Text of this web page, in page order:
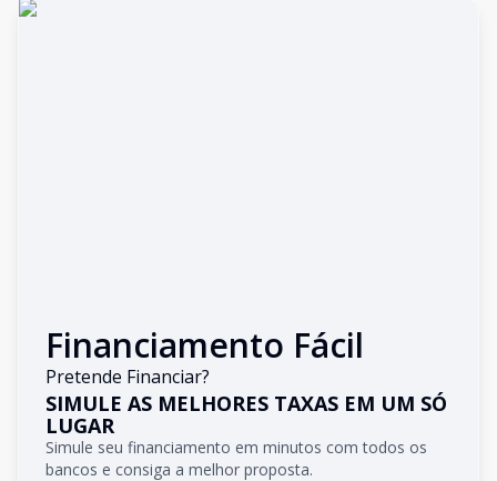
Financiamento Fácil
Pretende Financiar?
SIMULE AS MELHORES TAXAS EM UM SÓ
LUGAR
Simule seu financiamento em minutos com todos os
bancos e consiga a melhor proposta.